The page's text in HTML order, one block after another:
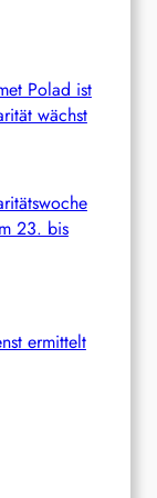
Polad ist
wächst
23. bis
ermittelt